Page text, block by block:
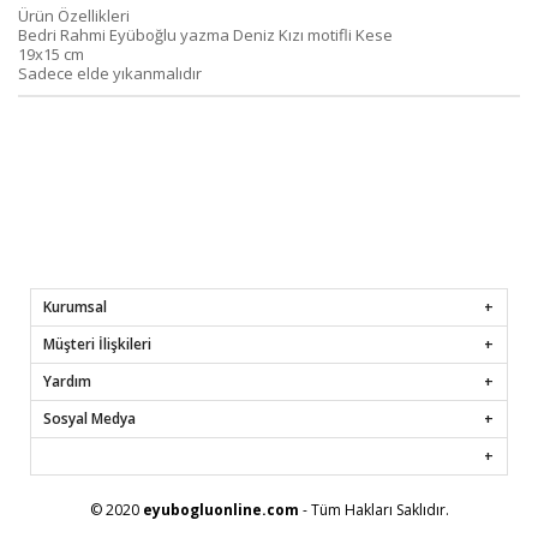
Ürün Özellikleri
Bedri Rahmi Eyüboğlu yazma Deniz Kızı motifli Kese
19x15 cm
Sadece elde yıkanmalıdır
Kurumsal
Müşteri İlişkileri
Yardım
Sosyal Medya
© 2020 eyubogluonline.com - Tüm Hakları Saklıdır.